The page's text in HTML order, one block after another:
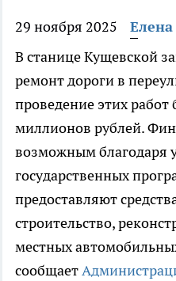
29 ноября 2025
В станице Кущевской
ремонт дороги в
проведение этих работ
миллионов рублей.
возможным благодаря
государственных
предоставляют
строительство,
местных
сообщает